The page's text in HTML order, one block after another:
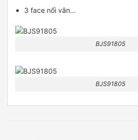
3 face nối vân…
BJS91805
BJS91805